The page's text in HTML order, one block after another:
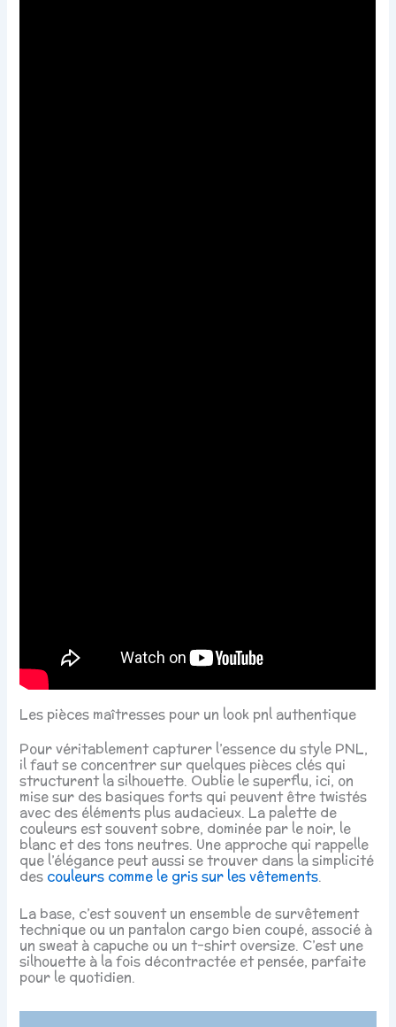
Les pièces maîtresses pour un look pnl authentique
Pour véritablement capturer l’essence du style PNL,
il faut se concentrer sur quelques pièces clés qui
structurent la silhouette. Oublie le superflu, ici, on
mise sur des basiques forts qui peuvent être twistés
avec des éléments plus audacieux. La palette de
couleurs est souvent sobre, dominée par le noir, le
blanc et des tons neutres. Une approche qui rappelle
que l’élégance peut aussi se trouver dans la simplicité
des couleurs comme le gris sur les vêtements.
La base, c’est souvent un ensemble de survêtement
technique ou un pantalon cargo bien coupé, associé à
un sweat à capuche ou un t-shirt oversize. C’est une
silhouette à la fois décontractée et pensée, parfaite
pour le quotidien.